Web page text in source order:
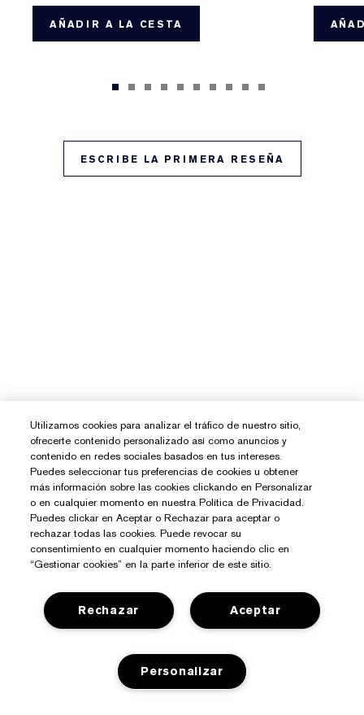
AÑADIR A LA CESTA
ESCRIBE LA PRIMERA RESEÑA
¿Necesitas Ayuda?
Contactar Fabricante
Sobre Estée Lauder
Utilizamos cookies para analizar el tráfico de nuestro sitio,
ofrecerte contenido personalizado así como anuncios y
contenido en redes sociales basados en tus intereses.
Puedes seleccionar tus preferencias de cookies u obtener
más información sobre las cookies clickando en Personalizar
o en cualquier momento en nuestra Política de Privacidad.
Puedes clickar en Aceptar o Rechazar para aceptar o
rechazar todas las cookies. Puede revocar su
consentimiento en cualquier momento haciendo clic en
“Gestionar cookies” en la parte inferior de este sitio.
Aceptar
Rechazar
Personalizar